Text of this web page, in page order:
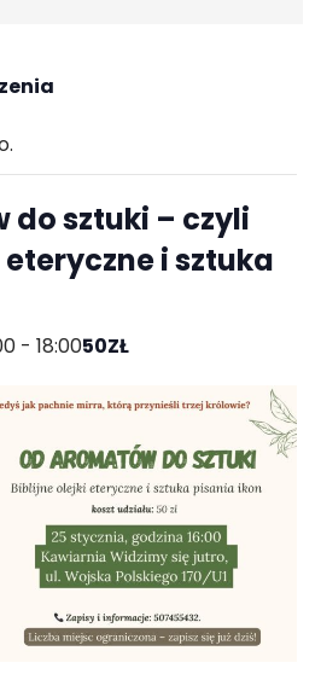
do sztuki – czyli
i sztuka
- 18:0050ZŁ